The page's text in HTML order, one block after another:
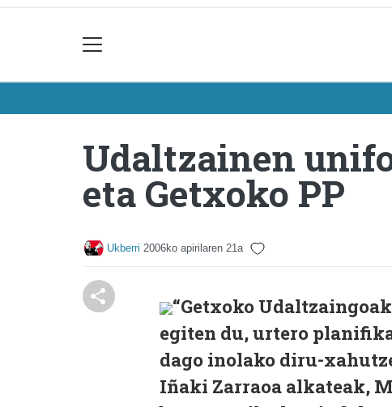
Udaltzainen
eta Getxoko PP
Ukberri 2006ko apirilaren 21a
“Getxoko
egiten du, urtero
dago inolako diru-
Iñaki Zarraoa alkateak,